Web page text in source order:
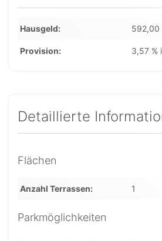
Hausgeld 592,00
Provision 3,57 %
Detaillierte
Flächen
Anzahl Terrassen 1
Parkmöglichkeiten